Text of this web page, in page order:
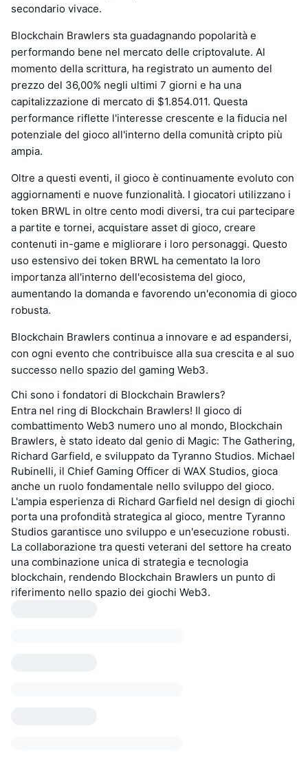
secondario vivace.
Blockchain Brawlers sta guadagnando popolarità e
performando bene nel mercato delle criptovalute. Al
momento della scrittura, ha registrato un aumento del
prezzo del 36,00% negli ultimi 7 giorni e ha una
capitalizzazione di mercato di $1.854.011. Questa
performance riflette l'interesse crescente e la fiducia nel
potenziale del gioco all'interno della comunità cripto più
ampia.
Oltre a questi eventi, il gioco è continuamente evoluto con
aggiornamenti e nuove funzionalità. I giocatori utilizzano i
token BRWL in oltre cento modi diversi, tra cui partecipare
a partite e tornei, acquistare asset di gioco, creare
contenuti in-game e migliorare i loro personaggi. Questo
uso estensivo dei token BRWL ha cementato la loro
importanza all'interno dell'ecosistema del gioco,
aumentando la domanda e favorendo un'economia di gioco
robusta.
Blockchain Brawlers continua a innovare e ad espandersi,
con ogni evento che contribuisce alla sua crescita e al suo
successo nello spazio del gaming Web3.
Chi sono i fondatori di Blockchain Brawlers?
Entra nel ring di Blockchain Brawlers! Il gioco di
combattimento Web3 numero uno al mondo, Blockchain
Brawlers, è stato ideato dal genio di Magic: The Gathering,
Richard Garfield, e sviluppato da Tyranno Studios. Michael
Rubinelli, il Chief Gaming Officer di WAX Studios, gioca
anche un ruolo fondamentale nello sviluppo del gioco.
L'ampia esperienza di Richard Garfield nel design di giochi
porta una profondità strategica al gioco, mentre Tyranno
Studios garantisce uno sviluppo e un'esecuzione robusti.
La collaborazione tra questi veterani del settore ha creato
una combinazione unica di strategia e tecnologia
blockchain, rendendo Blockchain Brawlers un punto di
riferimento nello spazio dei giochi Web3.